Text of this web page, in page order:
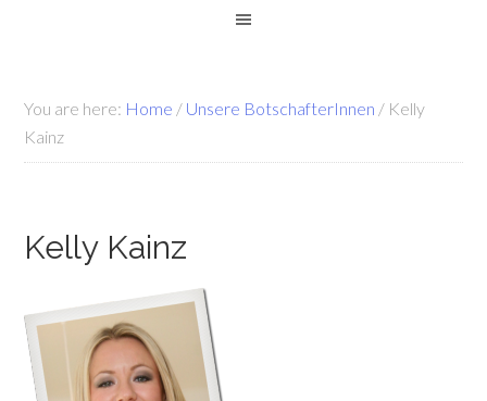
You are here: Home / Unsere BotschafterInnen / Kelly
Kainz
Kelly Kainz